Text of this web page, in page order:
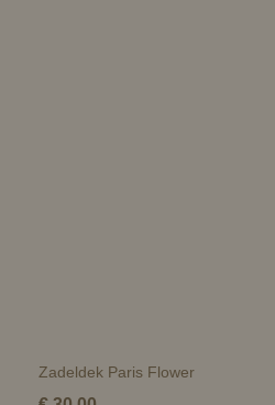
Zadeldek Paris Flower